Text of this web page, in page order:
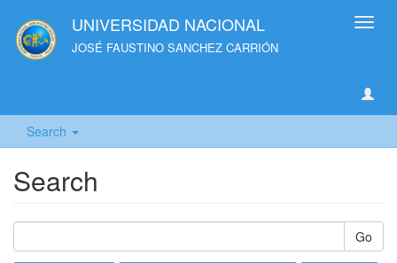
UNIVERSIDAD NACIONAL
JOSÉ FAUSTINO SANCHEZ CARRIÓN
Search
Search
Go